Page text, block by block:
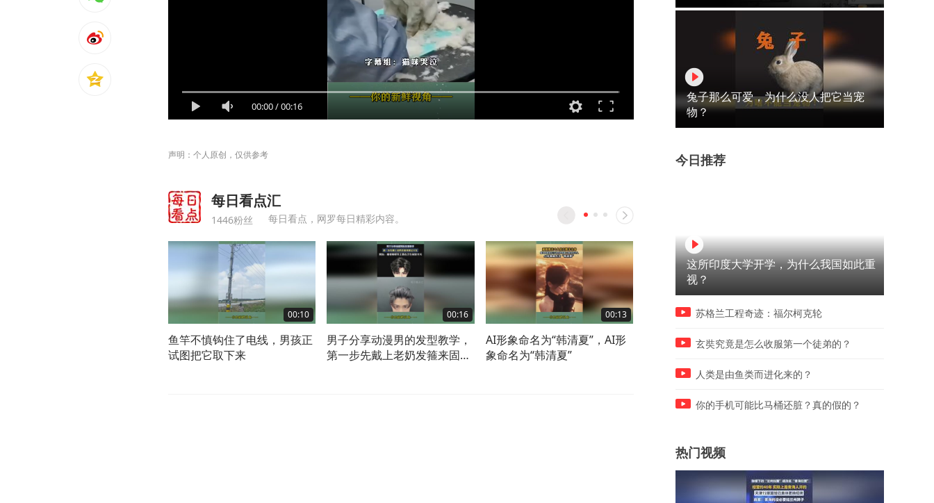
00:00/00:16
声明：个人原创，仅供参考
每日看点汇
1446粉丝 每日看点，网罗每日精彩内容。
00:10
鱼竿不慎钩住了电线，男孩正
试图把它取下来
00:16
男子分享动漫男的发型教学，
第一步先戴上老奶发箍来固定
00:13
AI形象命名为“韩清夏”，AI形
象命名为“韩清夏”
00:24
村民利用排水沟当“轨道”，用
的人总能想出各种办法
大哥偶遇路边“施工现场”，“
日开工，网友：项目经理回
兔子那么可爱，为什么没人把它当宠
物？
今日推荐
这所印度大学开学，为什么我国如此重
视？
苏格兰工程奇迹：福尔柯克轮
玄奘究竟是怎么收服第一个徒弟的？
人类是由鱼类而进化来的？
你的手机可能比马桶还脏？真的假的？
热门视频